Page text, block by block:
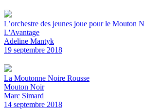
L’orchestre des jeunes joue pour le Mouton
L'Avantage
Adeline Mantyk
19 septembre 2018
La Moutonne Noire Rousse
Mouton Noir
Marc Simard
14 septembre 2018